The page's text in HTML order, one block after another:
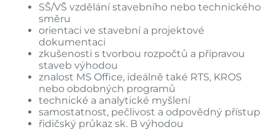
SŠ/VŠ vzdělání stavebního nebo technického
směru
orientaci ve stavební a projektové
dokumentaci
zkušenosti s tvorbou rozpočtů a přípravou
staveb výhodou
znalost MS Office, ideálně také RTS, KROS
nebo obdobných programů
technické a analytické myšlení
samostatnost, pečlivost a odpovědný přístup
řidičský průkaz sk. B výhodou